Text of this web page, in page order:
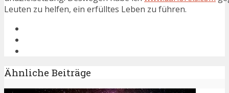
Leuten zu helfen, ein erfülltes Leben zu führen.
Ähnliche Beiträge